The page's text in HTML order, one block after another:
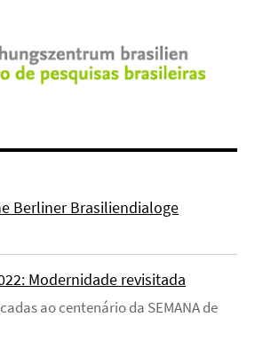
Berliner Brasiliendialoge
Modernidade revisitada
ao centenário da SEMANA de